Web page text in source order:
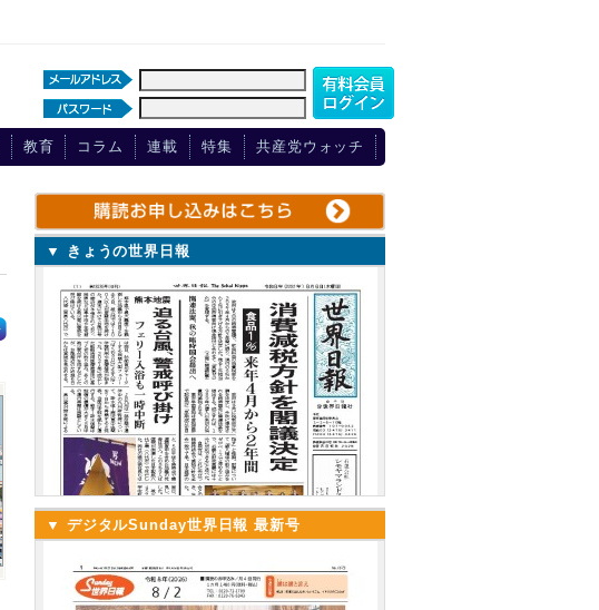
教育 コラム 連載 特集 共産党ウォッチ
▼ きょうの世界日報
▼ デジタルSunday世界日報 最新号